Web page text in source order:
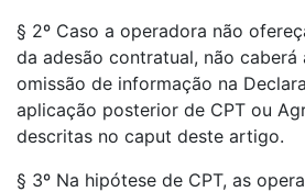
§ 2º Caso a operadora não
da adesão contratual, não caberá
omissão de informação na
aplicação posterior de CPT ou
descritas no caput deste artigo.
§ 3º Na hipótese de CPT, as